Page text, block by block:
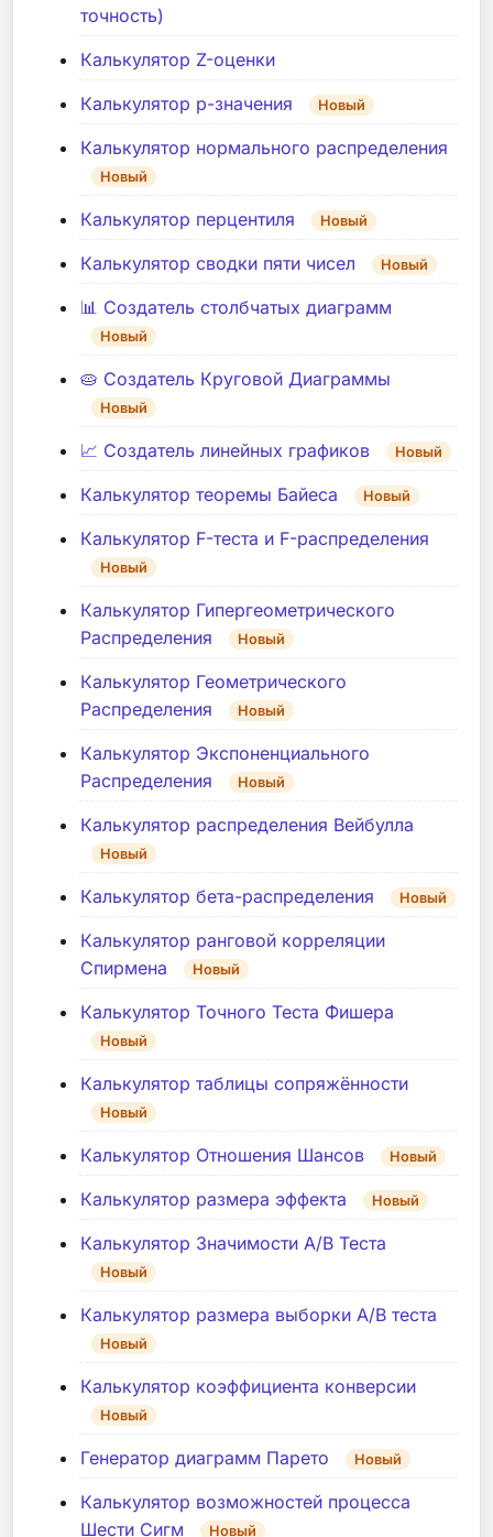
точность)
Калькулятор Z-оценки
Калькулятор p-значения
Новый
Калькулятор нормального распределения
Новый
Калькулятор перцентиля Новый
Калькулятор сводки пяти чисел Новый
📊 Создатель столбчатых диаграмм
Новый
🥧 Создатель Круговой Диаграммы
Новый
📈 Создатель линейных графиков Новый
Калькулятор теоремы Байеса Новый
Калькулятор F-теста и F-распределения
Новый
Калькулятор Гипергеометрического
Распределения
Новый
Калькулятор Геометрического
Распределения
Новый
Калькулятор Экспоненциального
Распределения
Новый
Калькулятор распределения Вейбулла
Новый
Калькулятор бета-распределения Новый
Калькулятор ранговой корреляции
Спирмена
Новый
Калькулятор Точного Теста Фишера
Новый
Калькулятор таблицы сопряжённости
Новый
Калькулятор Отношения Шансов Новый
Калькулятор размера эффекта Новый
Калькулятор Значимости A/B Теста
Новый
Калькулятор размера выборки A/B теста
Новый
Калькулятор коэффициента конверсии
Новый
Генератор диаграмм Парето Новый
Калькулятор возможностей процесса
Шести Сигм
Новый